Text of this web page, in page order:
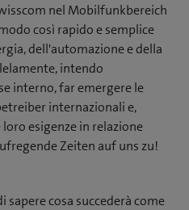
nel Mobilfunkbereich
così rapido e semplice
dell'automazione e della
intendo
interno, far emergere le
internazionali e,
esigenze in relazione
Zeiten auf uns zu!
sapere cosa succederà come